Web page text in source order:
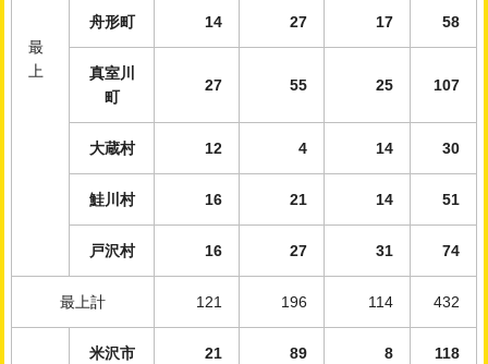
最
上
舟形町 14 27 17 58
真室川
町
27 55 25 107
大蔵村 12 4 14 30
鮭川村 16 21 14 51
戸沢村 16 27 31 74
最上計 121 196 114 432
米沢市 21 89 8 118